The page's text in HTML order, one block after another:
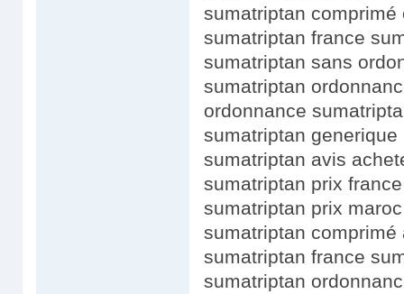
sumatriptan
sumatriptan france
sumatriptan sans
sumatriptan
ordonnance
sumatriptan
sumatriptan avis
sumatriptan prix
sumatriptan prix
sumatriptan
sumatriptan france
sumatriptan